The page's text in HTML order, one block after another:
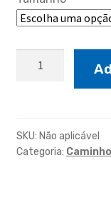
quantidade
SKU: Não aplicável
Categoria: